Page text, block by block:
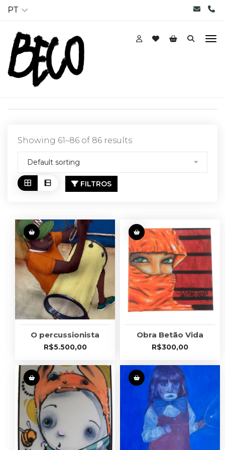
PT
Showing 61–86 of 86 results
Default sorting
FILTROS
O percussionista
R$5.500,00
Obra Betão Vida
R$300,00